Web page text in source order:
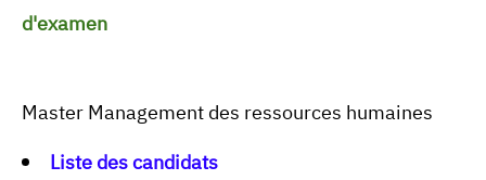
d'examen
Master Management des ressources humaines
Liste des candidats